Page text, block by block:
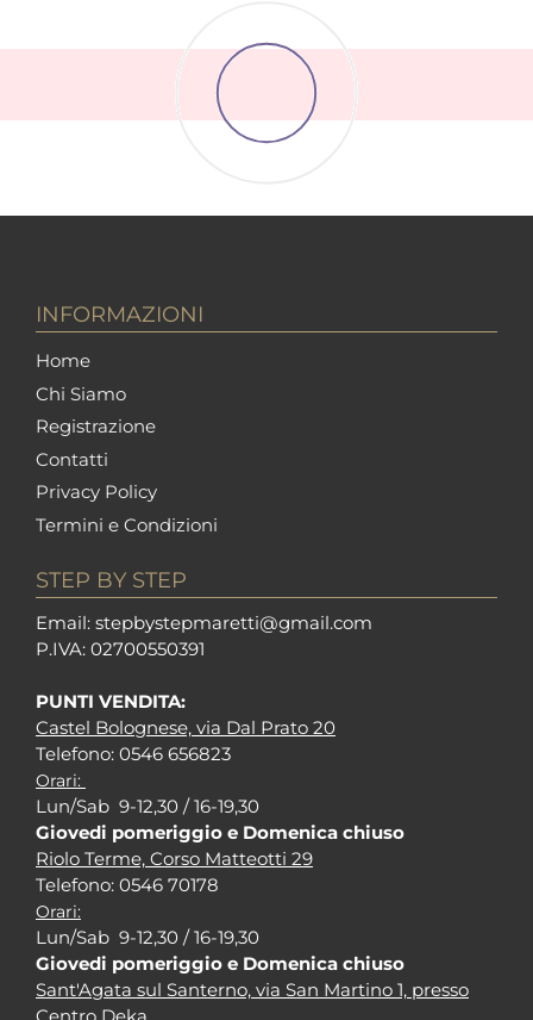
INFORMAZIONI
Home
Chi Siamo
Registrazione
Contatti
Privacy Policy
Termini e Condizioni
STEP BY STEP
Email: stepbystepmaretti@gmail.com
P.IVA: 02700550391
PUNTI VENDITA:
Castel Bolognese, via Dal Prato 20
Telefono: 0546 656823
Orari:
Lun/Sab 9-12,30 / 16-19,30
Giovedi pomeriggio e Domenica chiuso
Riolo Terme, Corso Matteotti 29
Telefono: 0546 70178
Orari:
Lun/Sab 9-12,30 / 16-19,30
Giovedi pomeriggio e Domenica chiuso
Sant'Agata sul Santerno, via San Martino 1, presso